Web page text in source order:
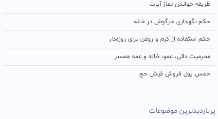
طریقه خواندن نماز آیات
حکم نگهداری خرگوش در خانه
حکم استفاده از کرم و روغن برای روزه‌دار
محرمیت دائی، عمو، خاله و عمه همسر
خمس پول فروش فیش حج
پربازدیدترین موضوعات